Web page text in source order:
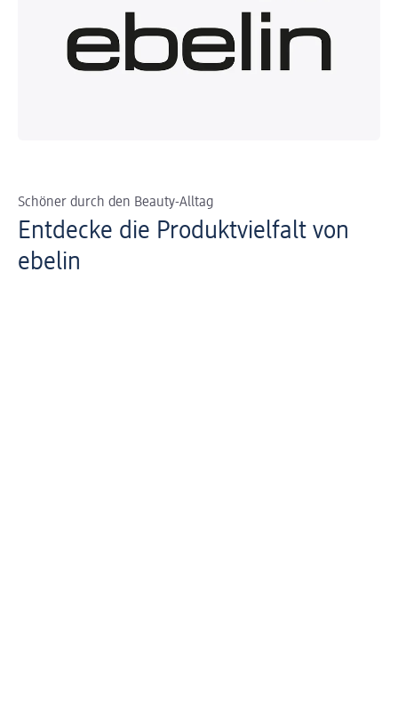
Schöner durch den Beauty-Alltag
Entdecke die Produktvielfalt von
ebelin